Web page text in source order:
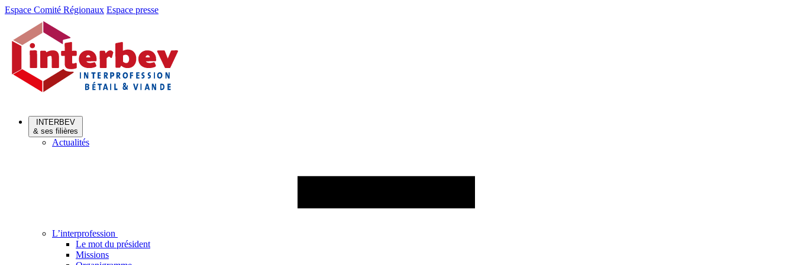
Aller
Aller
contenu
Espace Comité Régionaux Espace presse
INTERBEV
& ses filières
Actualités
L’interprofession
Le mot du président
Missions